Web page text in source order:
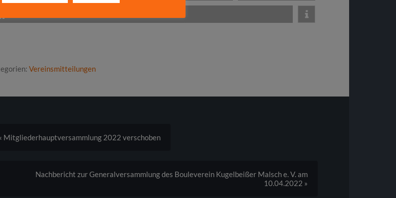
Vereinsmitteilungen
Mitgliederhauptversammlung 2022 verschoben
Nachbericht zur Generalversammlung des Bouleverein Kugelbeißer Malsch e. V. am
10.04.2022 »